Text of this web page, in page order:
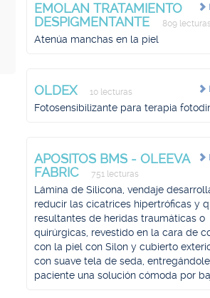
EMOLAN TRATAMIENTO
DESPIGMENTANTE
809 lecturas
Atenúa manchas en la piel
OLDEX 10 lecturas
Fotosensibilizante para terapia
APOSITOS BMS - OLEEVA
FABRIC
751 lecturas
Lámina de Silicona, vendaje
reducir las cicatrices hipertróficas y
resultantes de heridas traumáticas o
quirúrgicas, revestido en la cara de
con la piel con Silon y cubierto
con suave tela de seda,
paciente una solución cómoda por